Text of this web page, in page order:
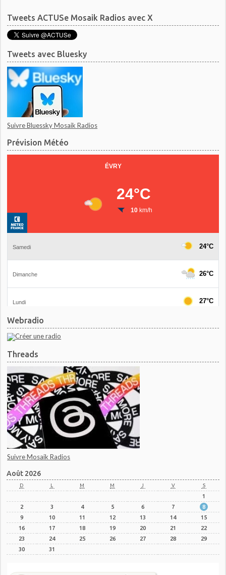
Tweets ACTUSe Mosaik Radios avec X
Tweets avec Bluesky
Suivre Bluessky Mosaik Radios
Prévision Météo
Webradio
Threads
Suivre Mosaik Radios
Août 2026
D L M M J V S
1
2
3 4 5 6 7
8
9
10 11 12 13 14
15
16
17 18 19 20 21
22
23
24 25 26 27 28
29
30
31